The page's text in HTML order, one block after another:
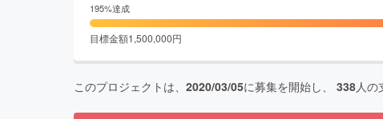
195%達成
目標金額1,500,000円
このプロジェクトは、 2020/03/05に募集を開始し、 338人の